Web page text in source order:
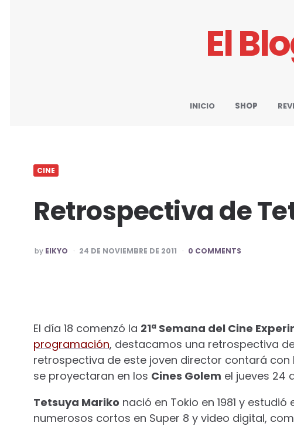
El
INICIO SHOP
CINE
Retrospectiva de
POSTED
BY
by EIKYO 24 DE NOVIEMBRE DE 2011 0 COMMENTS
El día 18 comenzó la 21ª Semana del Cine
programación, destacamos una retrospectiva
retrospectiva de este joven director contará con
se proyectaran en los Cines Golem el jueves 24
Tetsuya Mariko nació en Tokio en 1981 y
numerosos cortos en Super 8 y video digital,